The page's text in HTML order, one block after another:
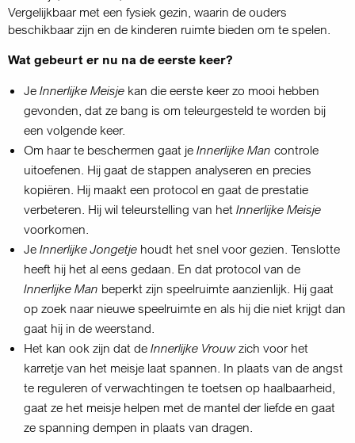
Vergelijkbaar met een fysiek gezin, waarin de ouders
beschikbaar zijn en de kinderen ruimte bieden om te spelen.
Wat gebeurt er nu na de eerste keer?
Je Innerlijke Meisje kan die eerste keer zo mooi hebben
gevonden, dat ze bang is om teleurgesteld te worden bij
een volgende keer.
Om haar te beschermen gaat je Innerlijke Man controle
uitoefenen. Hij gaat de stappen analyseren en precies
kopiëren. Hij maakt een protocol en gaat de prestatie
verbeteren. Hij wil teleurstelling van het Innerlijke Meisje
voorkomen.
Je Innerlijke Jongetje houdt het snel voor gezien. Tenslotte
heeft hij het al eens gedaan. En dat protocol van de
Innerlijke Man beperkt zijn speelruimte aanzienlijk. Hij gaat
op zoek naar nieuwe speelruimte en als hij die niet krijgt dan
gaat hij in de weerstand.
Het kan ook zijn dat de Innerlijke Vrouwzich voor het
karretje van het meisje laat spannen. In plaats van de angst
te reguleren of verwachtingen te toetsen op haalbaarheid,
gaat ze het meisje helpen met de mantel der liefde en gaat
ze spanning dempen in plaats van dragen.